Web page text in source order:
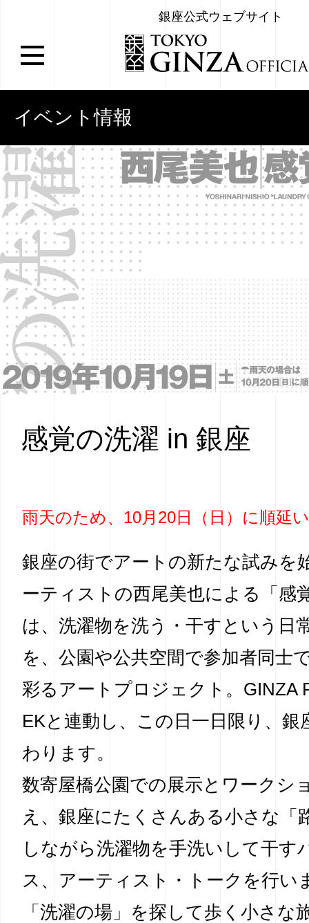
銀座公式ウェブサイト
イベント情報
感覚の洗濯 in 銀座
雨天のため、10月20日（日）に順延
銀座の街でアートの新たな試みを
ーティストの西尾美也による「感
は、洗濯物を洗う・干すという日
を、公園や公共空間で参加者同士
彩るアートプロジェクト。GINZA
EKと連動し、この日一日限り、銀
わります。
数寄屋橋公園での展示とワークシ
え、銀座にたくさんある小さな「
しながら洗濯物を手洗いして干す
ス、アーティスト・トークを行い
「洗濯の場」を探して歩く小さな